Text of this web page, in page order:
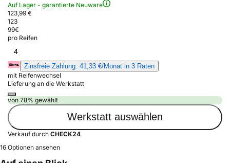
Auf Lager - garantierte Neuware
123,99 €
123
99€
pro Reifen
4
Zinsfreie Zahlung: 41,33 €/Monat in 3 Raten
mit Reifenwechsel
Lieferung an die Werkstatt
von 78% gewählt
Werkstatt auswählen
Verkauf durch CHECK24
16 Optionen ansehen